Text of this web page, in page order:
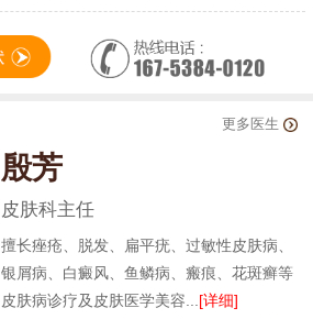
更多医生
殷芳
皮肤科主任
擅长痤疮、脱发、扁平疣、过敏性皮肤病、
银屑病、白癜风、鱼鳞病、瘢痕、花斑癣等
皮肤病诊疗及皮肤医学美容... [详细]